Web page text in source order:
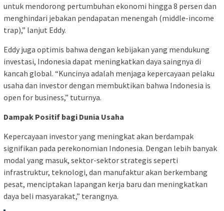
untuk mendorong pertumbuhan ekonomi hingga 8 persen dan
menghindari jebakan pendapatan menengah (middle-income
trap),” lanjut Eddy.
Eddy juga optimis bahwa dengan kebijakan yang mendukung
investasi, Indonesia dapat meningkatkan daya saingnya di
kancah global. “Kuncinya adalah menjaga kepercayaan pelaku
usaha dan investor dengan membuktikan bahwa Indonesia is
open for business,” tuturnya.
Dampak Positif bagi Dunia Usaha
Kepercayaan investor yang meningkat akan berdampak
signifikan pada perekonomian Indonesia. Dengan lebih banyak
modal yang masuk, sektor-sektor strategis seperti
infrastruktur, teknologi, dan manufaktur akan berkembang
pesat, menciptakan lapangan kerja baru dan meningkatkan
daya beli masyarakat,” terangnya.